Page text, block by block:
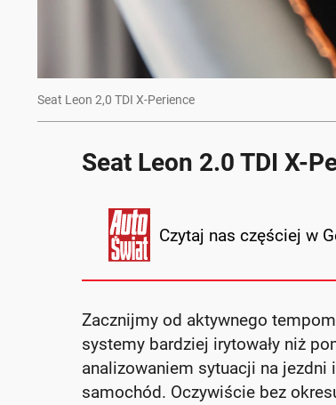
Seat Leon 2,0 TDI X-Perience
Seat Leon 2.0 TDI X-
Czytaj nas częściej w
Zacznijmy od aktywnego
systemy bardziej irytowały niż
analizowaniem sytuacji na jezdni
samochód. Oczywiście bez